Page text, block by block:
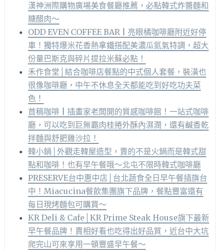
漢神洲際購物廣場美食餐廳推薦，必點韓式炸醬麵和
糖醋肉～
ODD EVEN COFFEE BAR | 亮眼橘咖啡廳附近好停
車！獨特爆米花香熱拿鐵搭配美濃瓜氮氣特調，超大
份量巴斯克與碎片提拉米蘇必點！
禾作食堂│結合咖啡店餐點的中式個人套餐，裝潢也
很像咖啡廳，中午不休息全天都能吃到好吃功夫菜
色！
首稿咖啡 | 插畫家老闆開的質感咖啡館！一站式咖啡
廳，可以吃到巨無霸肉桂捲外酥內濕潤，還有鹹香乾
拌麵與舒肥雞沙拉！
韓小鍋│外觀走韓屋造型，賣的不是火鍋而是韓式甜
點和咖啡！也有早午餐哦～北屯不限時韓式咖啡廳
PRESERVE台中惠中店│台北蔬食全日早午餐插旗台
中！Miacucina餐飲集團旗下品牌，餐點豐富還有
每日現烤麵包可購買～
KR Deli & Cafe│KR Prime Steak House旗下最新
早午餐品牌！賣相好看也吃得出好品質，近台中大坑
爬完山可來享用一頓豐盛早午餐～